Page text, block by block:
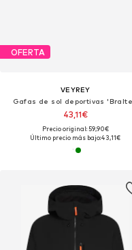
OFERTA
VEYREY
Gafas de sol deportivas
43,11€
Precio original: 59,90€
Último precio más bajo:43,11€